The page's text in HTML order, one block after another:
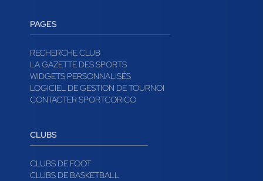
PAGES
RECHERCHE CLUB
LA GAZETTE DES SPORTS
WIDGETS PERSONNALISÉS
LOGICIEL DE GESTION DE TOURNOI
CONTACTER SPORTCORICO
CLUBS
CLUBS DE FOOT
CLUBS DE BASKETBALL